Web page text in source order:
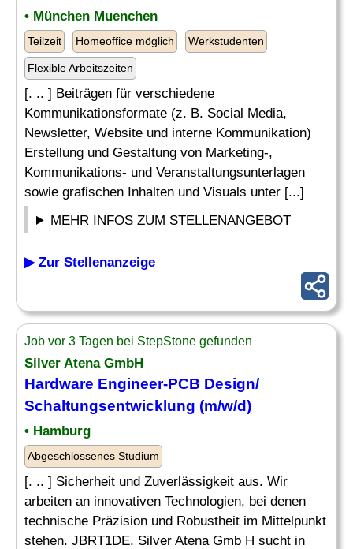
• München Muenchen
Teilzeit Homeoffice möglich Werkstudenten
Flexible Arbeitszeiten
[. .. ] Beiträgen für verschiedene
Kommunikationsformate (z. B. Social Media,
Newsletter, Website und interne Kommunikation)
Erstellung und Gestaltung von Marketing-,
Kommunikations- und Veranstaltungsunterlagen
sowie grafischen Inhalten und Visuals unter [...]
MEHR INFOS ZUM STELLENANGEBOT
▶ Zur Stellenanzeige
Job vor 3 Tagen bei StepStone gefunden
Silver Atena GmbH
Hardware Engineer-PCB Design/
Schaltungsentwicklung (m/w/d)
• Hamburg
Abgeschlossenes Studium
[. .. ] Sicherheit und Zuverlässigkeit aus. Wir
arbeiten an innovativen Technologien, bei denen
technische Präzision und Robustheit im Mittelpunkt
stehen. JBRT1DE. Silver Atena Gmb H sucht in